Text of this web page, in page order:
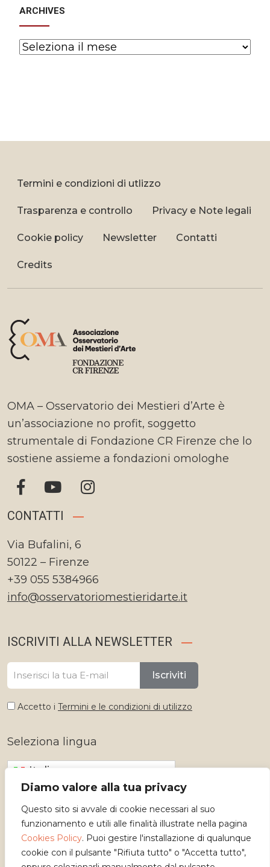
Diamo valore alla tua privacy
Questo sito si avvale di cookie necessari al suo
funzionamento e utili alle finalità illustrate nella pagina
Cookies Policy. Puoi gestire l'installazione di qualunque
cookie con il pulsante "Rifiuta tutto" o "Accetta tutto",
ARCHIVES
Archives
Termini e condizioni di utlizzo
Trasparenza e controllo Privacy e Note legali
Cookie policy Newsletter Contatti
Credits
OMA – Osservatorio dei Mestieri d’Arte è
un’associazione no profit, soggetto
strumentale di Fondazione CR Firenze che lo
sostiene assieme a fondazioni omologhe
CONTATTI
Via Bufalini, 6
50122 – Firenze
+39 055 5384966
info@osservatoriomestieridarte.it
ISCRIVITI ALLA NEWSLETTER
Iscriviti
Accetto i Termini e le condizioni di utilizzo
Seleziona lingua
Italiano